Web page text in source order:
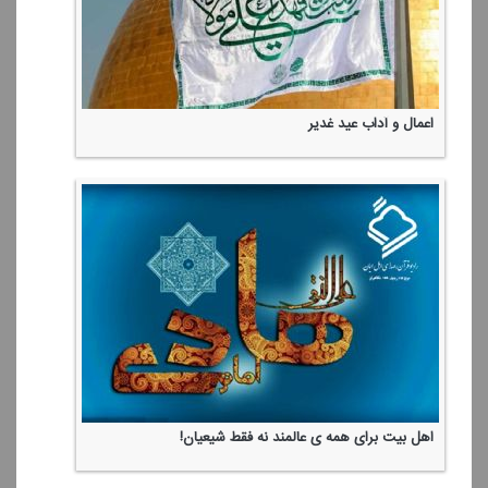
یَا أَیُّهَا النَّبِیُّ جَاهِدِ الْكُفَّارَ وَالْمُنَافِقِینَ وَاغْلُظْ عَلَیْهِمْ ۚ وَمَأْوَاهُمْ جَهَنَّمُ ۖ
وَبِئْسَ الْمَصِیرُ
گزارشی از مراسم روز ولادت امام موسی كاظم(ع) از مكه مكرمه
مدح امیرالمونین(ع) فضیلت روز عید غدیر خم